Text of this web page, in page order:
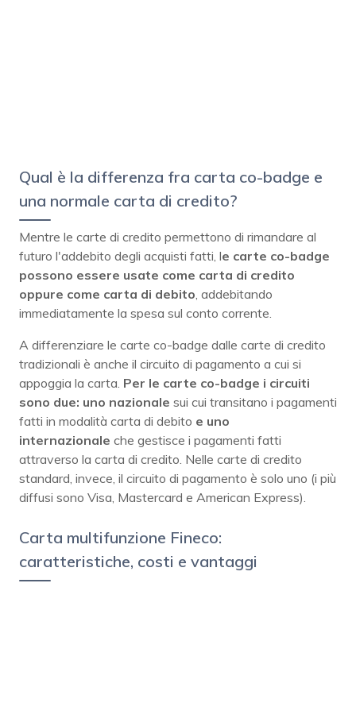
Qual è la differenza fra carta co-badge e
una normale carta di credito?
Mentre le carte di credito permettono di rimandare al
futuro l'addebito degli acquisti fatti, le carte co-badge
possono essere usate come carta di credito
oppure come carta di debito , addebitando
immediatamente la spesa sul conto corrente.
A differenziare le carte co-badge dalle carte di credito
tradizionali è anche il circuito di pagamento a cui si
appoggia la carta. Per le carte co-badge i circuiti
sono due: uno nazionale sui cui transitano i pagamenti
fatti in modalità carta di debito e uno
internazionale che gestisce i pagamenti fatti
attraverso la carta di credito. Nelle carte di credito
standard, invece, il circuito di pagamento è solo uno (i più
diffusi sono Visa, Mastercard e American Express).
Carta multifunzione Fineco:
caratteristiche, costi e vantaggi